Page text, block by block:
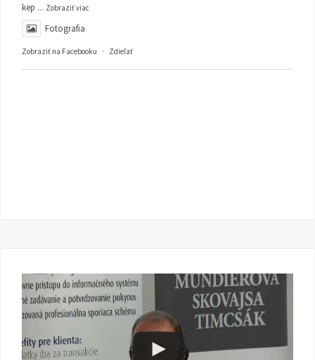
kep ... Zobraziť viac
Fotografia
Zobraziť na Facebooku · Zdieľať